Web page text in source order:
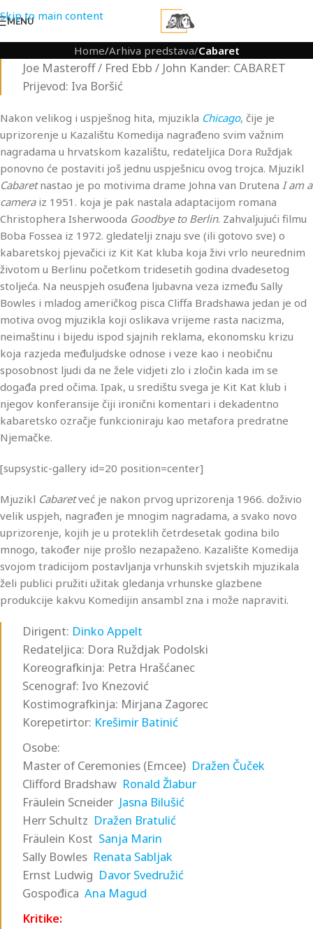
Skip to main content
MENU
Home/Arhiva predstava/Cabaret
Joe Masteroff / Fred Ebb / John Kander: CABARET
Prijevod: Iva Boršić
Nakon velikog i uspješnog hita, mjuzikla Chicago, čije je
uprizorenje u Kazalištu Komedija nagrađeno svim važnim
nagradama u hrvatskom kazalištu, redateljica Dora Ruždjak
ponovno će postaviti još jednu uspješnicu ovog trojca. Mjuzikl
Cabaretnastao je po motivima drame Johna van Drutena I am a
cameraiz 1951. koja je pak nastala adaptacijom romana
Christophera Isherwooda Goodbye to Berlin. Zahvaljujući filmu
Boba Fossea iz 1972. gledatelji znaju sve (ili gotovo sve) o
kabaretskoj pjevačici iz Kit Kat kluba koja živi vrlo neurednim
životom u Berlinu početkom tridesetih godina dvadesetog
stoljeća. Na neuspjeh osuđena ljubavna veza između Sally
Bowles i mladog američkog pisca Cliffa Bradshawa jedan je od
motiva ovog mjuzikla koji oslikava vrijeme rasta nacizma,
neimaštinu i bijedu ispod sjajnih reklama, ekonomsku krizu
koja razjeda međuljudske odnose i veze kao i neobičnu
sposobnost ljudi da ne žele vidjeti zlo i zločin kada im se
događa pred očima. Ipak, u središtu svega je Kit Kat klub i
njegov konferansije čiji ironični komentari i dekadentno
kabaretsko ozračje funkcioniraju kao metafora predratne
Njemačke.
[supsystic-gallery id=20 position=center]
Mjuzikl Cabaretveć je nakon prvog uprizorenja 1966. doživio
velik uspjeh, nagrađen je mnogim nagradama, a svako novo
uprizorenje, kojih je u proteklih četrdesetak godina bilo
mnogo, također nije prošlo nezapaženo. Kazalište Komedija
svojom tradicijom postavljanja vrhunskih svjetskih mjuzikala
želi publici pružiti užitak gledanja vrhunske glazbene
produkcije kakvu Komedijin ansambl zna i može napraviti.
Dirigent: Dinko Appelt
Redateljica: Dora Ruždjak Podolski
Koreografkinja: Petra Hrašćanec
Scenograf: Ivo Knezović
Kostimografkinja: Mirjana Zagorec
Korepetirtor: Krešimir Batinić
Osobe:
Master of Ceremonies (Emcee) Dražen Čuček
Clifford Bradshaw Ronald Žlabur
Fräulein Scneider Jasna Bilušić
Herr Schultz Dražen Bratulić
Fräulein Kost Sanja Marin
Sally Bowles Renata Sabljak
Ernst Ludwig Davor Svedružić
Gospođica Ana Magud
Kritike: